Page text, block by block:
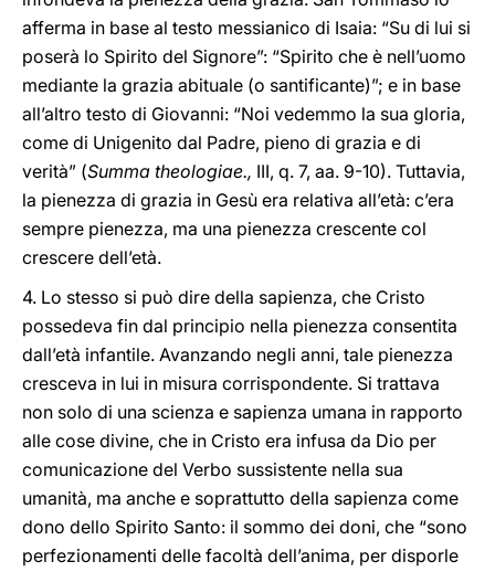
afferma in base al testo messianico di Isaia: “Su di lui si
poserà lo Spirito del Signore”: “Spirito che è nell’uomo
mediante la grazia abituale (o santificante)”; e in base
all’altro testo di Giovanni: “Noi vedemmo la sua gloria,
come di Unigenito dal Padre, pieno di grazia e di
verità” (Summa theologiae., III, q. 7, aa. 9-10). Tuttavia,
la pienezza di grazia in Gesù era relativa all’età: c’era
sempre pienezza, ma una pienezza crescente col
crescere dell’età.
4. Lo stesso si può dire della sapienza, che Cristo
possedeva fin dal principio nella pienezza consentita
dall’età infantile. Avanzando negli anni, tale pienezza
cresceva in lui in misura corrispondente. Si trattava
non solo di una scienza e sapienza umana in rapporto
alle cose divine, che in Cristo era infusa da Dio per
comunicazione del Verbo sussistente nella sua
umanità, ma anche e soprattutto della sapienza come
dono dello Spirito Santo: il sommo dei doni, che “sono
perfezionamenti delle facoltà dell’anima, per disporle